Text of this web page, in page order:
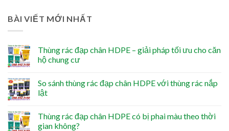
BÀI VIẾT MỚI NHẤT
Thùng rác đạp chân HDPE – giải pháp tối ưu cho căn
hộ chung cư
So sánh thùng rác đạp chân HDPE với thùng rác nắp
lật
Thùng rác đạp chân HDPE có bị phai màu theo thời
gian không?